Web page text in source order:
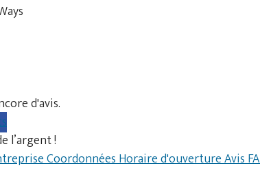
d'avis.
l’argent !
CoordonnéesHoraire d'ouvertureAvis